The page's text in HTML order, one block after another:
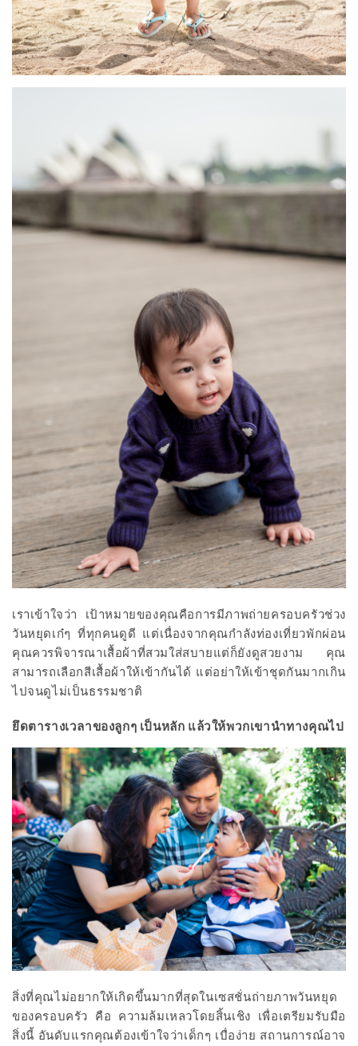
เราเข้าใจว่า เป้าหมายของคุณคือการมีภาพถ่ายครอบครัวช่วง
วันหยุดเก๋ๆ ที่ทุกคนดูดี แต่เนื่องจากคุณกำลังท่องเที่ยวพักผ่อน
คุณควรพิจารณาเสื้อผ้าที่สวมใส่สบายแต่ก็ยังดูสวยงาม คุณ
สามารถเลือกสีเสื้อผ้าให้เข้ากันได้ แต่อย่าให้เข้าชุดกันมากเกิน
ไปจนดูไม่เป็นธรรมชาติ
ยึดตารางเวลาของลูกๆ เป็นหลัก แล้วให้พวกเขานำทางคุณไป
สิ่งที่คุณไม่อยากให้เกิดขึ้นมากที่สุดในเซสชั่นถ่ายภาพวันหยุด
ของครอบครัว คือ ความล้มเหลวโดยสิ้นเชิง เพื่อเตรียมรับมือ
สิ่งนี้ อันดับแรกคุณต้องเข้าใจว่าเด็กๆ เบื่อง่าย สถานการณ์อาจ